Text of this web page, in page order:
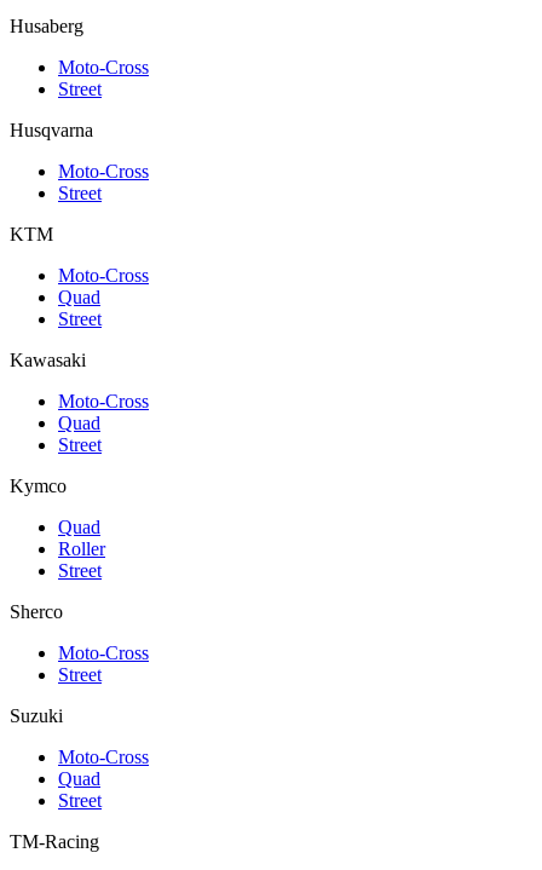
Husaberg
Moto-Cross
Street
Husqvarna
Moto-Cross
Street
KTM
Moto-Cross
Quad
Street
Kawasaki
Moto-Cross
Quad
Street
Kymco
Quad
Roller
Street
Sherco
Moto-Cross
Street
Suzuki
Moto-Cross
Quad
Street
TM-Racing